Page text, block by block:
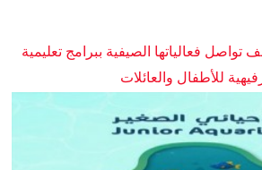
تواصل فعالياتها الصيفية ببرامج تعليمية
للأطفال والعائلات